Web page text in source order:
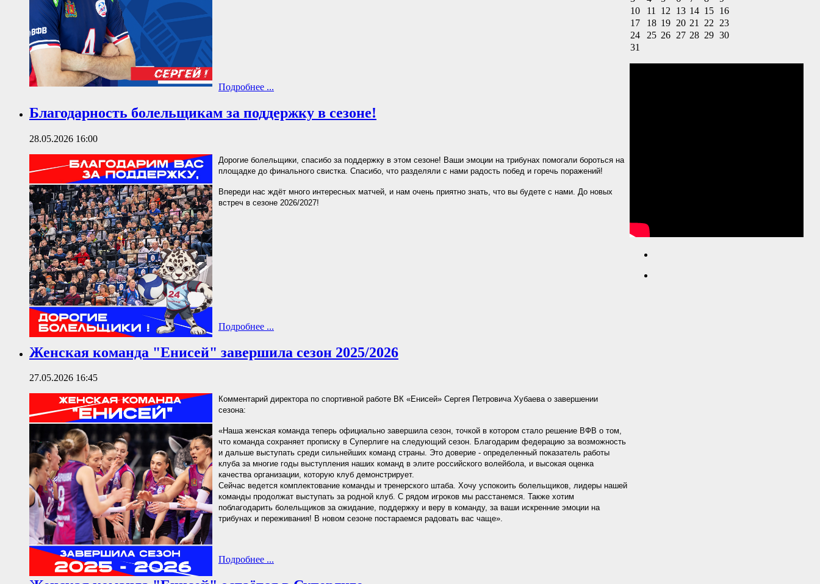
Подробнее ...
Благодарность болельщикам за поддержку в сезоне!
28.05.2026 16:00
Дорогие болельщики, спасибо за поддержку в этом сезоне! Ваши эмоции на трибунах помогали бороться на
площадке до финального свистка. Спасибо, что разделяли с нами радость побед и горечь поражений!
Впереди нас ждёт много интересных матчей, и нам очень приятно знать, что вы будете с нами. До новых
встреч в сезоне 2026/2027!
Подробнее ...
Женская команда "Енисей" завершила сезон 2025/2026
27.05.2026 16:45
Комментарий директора по спортивной работе ВК «Енисей» Сергея Петровича Хубаева о завершении
сезона:
«Наша женская команда теперь официально завершила сезон, точкой в котором стало решение ВФВ о том,
что команда сохраняет прописку в Суперлиге на следующий сезон. Благодарим федерацию за возможность
и дальше выступать среди сильнейших команд страны. Это доверие - определенный показатель работы
клуба за многие годы выступления наших команд в элите российского волейбола, и высокая оценка
качества организации, которую клуб демонстрирует.
Сейчас ведется комплектование команды и тренерского штаба. Хочу успокоить болельщиков, лидеры нашей
команды продолжат выступать за родной клуб. С рядом игроков мы расстанемся. Также хотим
поблагодарить болельщиков за ожидание, поддержку и веру в команду, за ваши искренние эмоции на
трибунах и переживания! В новом сезоне постараемся радовать вас чаще».
Подробнее ...
10
11 12 13 14 15 16
17
18 19 20 21 22
23
24
25 26 27 28 29 30
31